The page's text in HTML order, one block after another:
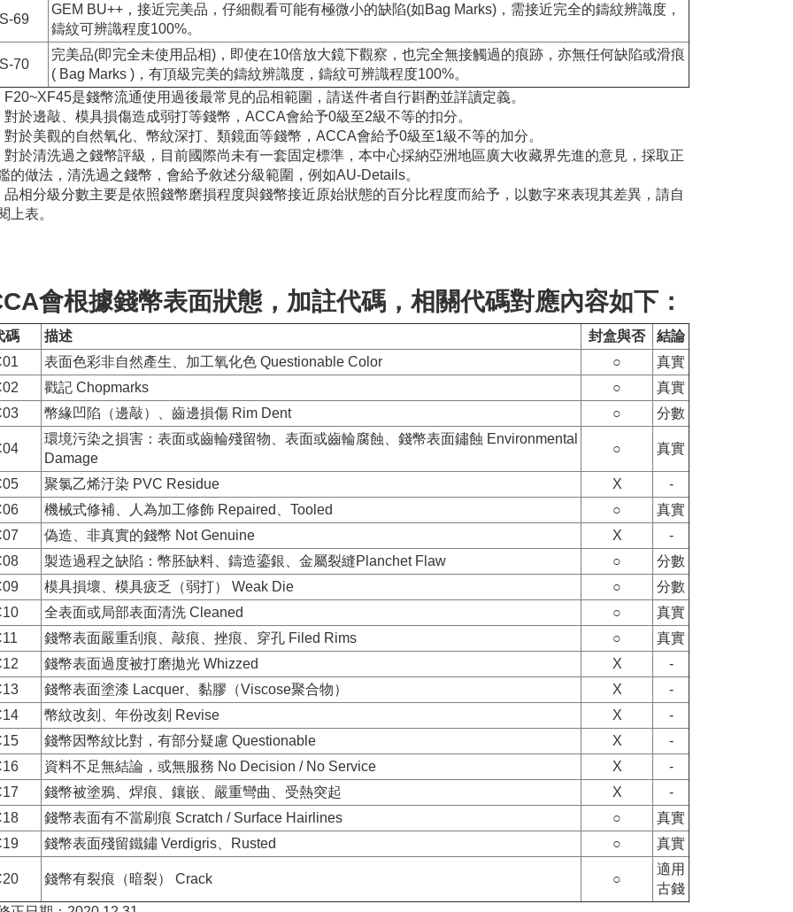
69
GEM BU++，接近完美品，仔細觀看可能有極微小的缺陷(如Bag Marks)，需接近完全的鑄紋辨識度，
鑄紋可辨識程度100%。
70
完美品(即完全未使用品相)，即使在10倍放大鏡下觀察，也完全無接觸過的痕跡，亦無任何缺陷或滑痕
( Bag Marks )，有頂級完美的鑄紋辨識度，鑄紋可辨識程度100%。
F20~XF45是錢幣流通使用過後最常見的品相範圍，請送件者自行斟酌並詳讀定義。
對於邊敲、模具損傷造成弱打等錢幣，ACCA會給予0級至2級不等的扣分。
對於美觀的自然氧化、幣紋深打、類鏡面等錢幣，ACCA會給予0級至1級不等的加分。
對於清洗過之錢幣評級，目前國際尚未有一套固定標準，本中心採納亞洲地區廣大收藏界先進的意見，採取正
的做法，清洗過之錢幣，會給予敘述分級範圍，例如AU-Details。
品相分級分數主要是依照錢幣磨損程度與錢幣接近原始狀態的百分比程度而給予，以數字來表現其差異，請自
上表。
會根據錢幣表面狀態，加註代碼，相關代碼對應內容如下：
碼 描述 封盒與否
結論
表面色彩非自然產生、加工氧化色 Questionable Color ○
真實
戳記 Chopmarks ○
真實
幣緣凹陷（邊敲）、齒邊損傷 Rim Dent ○ 分數
環境污染之損害：表面或齒輪殘留物、表面或齒輪腐蝕、錢幣表面鏽蝕 Environmental
Damage
○ 真實
聚氯乙烯汙染 PVC Residue X
-
機械式修補、人為加工修飾 Repaired、Tooled ○
真實
偽造、非真實的錢幣 Not Genuine X
-
製造過程之缺陷：幣胚缺料、鑄造鎏銀、金屬裂縫Planchet Flaw ○
分數
模具損壞、模具疲乏（弱打） Weak Die ○
分數
全表面或局部表面清洗 Cleaned ○
真實
錢幣表面嚴重刮痕、敲痕、挫痕、穿孔 Filed Rims ○
真實
錢幣表面過度被打磨拋光 Whizzed X
-
錢幣表面塗漆 Lacquer、黏膠（Viscose聚合物） X
-
幣紋改刻、年份改刻 Revise X
-
錢幣因幣紋比對，有部分疑慮 Questionable X
-
資料不足無結論，或無服務 No Decision / No Service X
-
錢幣被塗鴉、焊痕、鑲嵌、嚴重彎曲、受熱突起 X
-
錢幣表面有不當刷痕 Scratch / Surface Hairlines ○
真實
錢幣表面殘留鐵鏽 Verdigris、Rusted ○ 真實
錢幣有裂痕（暗裂） Crack ○
適用
古錢